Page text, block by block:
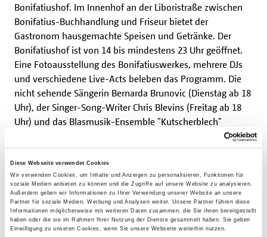
Diese Webseite verwendet Cookies
Wir verwenden Cookies, um Inhalte und Anzeigen zu personalisieren, Funktionen für
soziale Medien anbieten zu können und die Zugriffe auf unsere Website zu analysieren.
Außerdem geben wir Informationen zu Ihrer Verwendung unserer Website an unsere
Partner für soziale Medien, Werbung und Analysen weiter. Unsere Partner führen diese
Informationen möglicherweise mit weiteren Daten zusammen, die Sie ihnen bereitgestellt
haben oder die sie im Rahmen Ihrer Nutzung der Dienste gesammelt haben. Sie geben
Einwilligung zu unseren Cookies, wenn Sie unsere Webseite weiterhin nutzen.
Bonifatiushof. Im Innenhof an der Liboristraße zwischen
Bonifatius-Buchhandlung und Friseur bietet der
Gastronom hausgemachte Speisen und Getränke. Der
Bonifatiushof ist von 14 bis mindestens 23 Uhr geöffnet.
Eine Fotoausstellung des Bonifatiuswerkes, mehrere DJs
und verschiedene Live-Acts beleben das Programm. Die
nicht sehende Sängerin Bernarda Brunovic (Dienstag ab 18
Uhr), der Singer-Song-Writer Chris Blevins (Freitag ab 18
Uhr) und das Blasmusik-Ensemble "Kutscherblech"
Am Montag der Liboriwoche lädt das Bonifatiuswerk für
14 Uhr in den Hohen Dom zum Gebet für Christen ein, die
in einer extremen Minderheitensituation leben. Bischof
David Tencer wird der Andacht vorstehen. Sängerin
Bernarda Brunovic und der Pianist Markus Maurer